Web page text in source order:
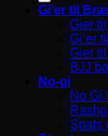
Gi’er til
Gier
Gi’er
Gier
BJJ
No-gi
No Gi
Spats